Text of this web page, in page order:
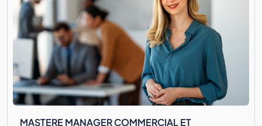
MASTERE MANAGER COMMERCIAL ET